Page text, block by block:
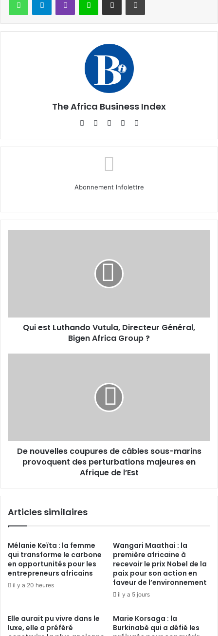
The Africa Business Index
WebsiteFacebook
X Linkedin
Abonnement Infolettre
Group
Qui est Luthando Vutula, Directeur Général,
Bigen Africa Group ?
des
perturbations
majeures
de
De nouvelles coupures de câbles sous-marins
provoquent des perturbations majeures en
Afrique de l’Est
Articles similaires
Mélanie Keïta : la femme
qui transforme le carbone
en opportunités pour les
entrepreneurs africains
il y a 20 heures
Wangari Maathai : la
première africaine à
recevoir le prix Nobel de la
paix pour son action en
faveur de l’environnement
il y a 5 jours
Elle aurait pu vivre dans le
luxe, elle a préféré
Marie Korsaga : la
Burkinabè qui a défié les